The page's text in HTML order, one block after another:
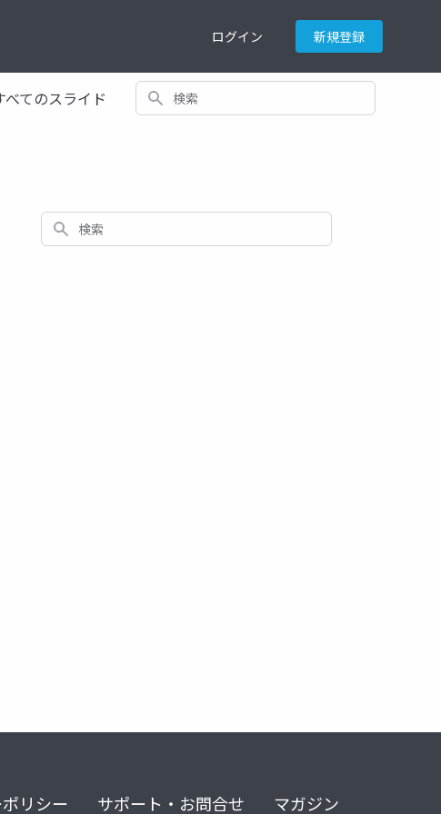
ログイン 新規登録
べてのスライド 検索
検索
リシー サポート・お問合せ マガジン